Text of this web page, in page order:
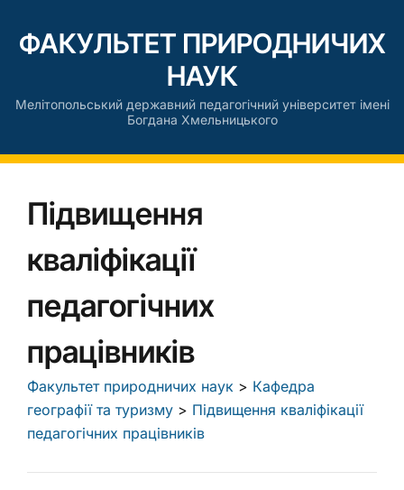
ФАКУЛЬТЕТ ПРИРОДНИЧИХ
НАУК
Мелітопольський державний педагогічний університет імені
Богдана Хмельницького
Підвищення
кваліфікації
педагогічних
працівників
Факультет природничих наук > Кафедра
географії та туризму > Підвищення кваліфікації
педагогічних працівників